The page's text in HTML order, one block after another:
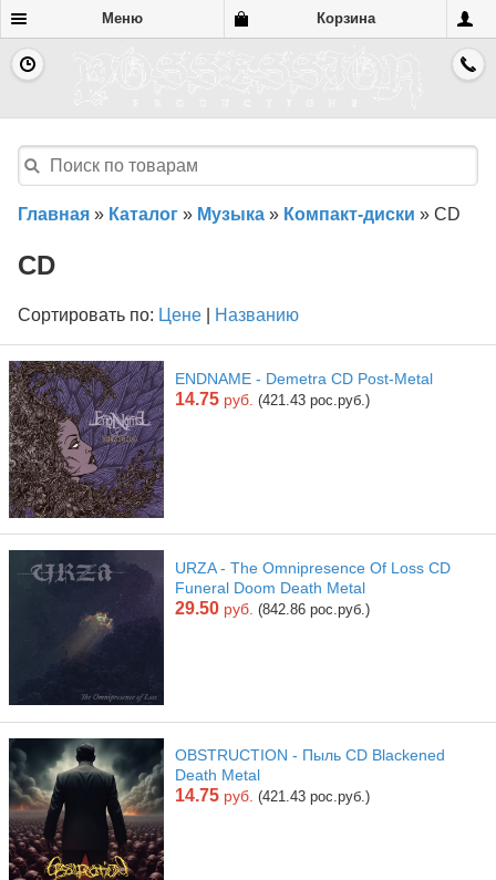
Меню Корзина
Главная » Каталог » Музыка » Компакт-диски » CD
CD
Сортировать по: Цене Названию
ENDNAME - Demetra CD Post-Metal
14.75 руб. (421.43 рос.руб.)
URZA - The Omnipresence Of Loss CD
Funeral Doom Death Metal
29.50 руб. (842.86 рос.руб.)
OBSTRUCTION - Пыль CD Blackened
Death Metal
14.75 руб. (421.43 рос.руб.)